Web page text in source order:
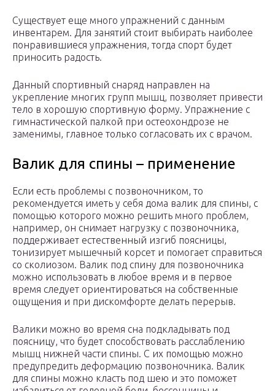
Существует еще много упражнений с данным
инвентарем. Для занятий стоит выбирать наиболее
понравившиеся упражнения, тогда спорт будет
приносить радость.
Данный спортивный снаряд направлен на
укрепление многих групп мышц, позволяет привести
тело в хорошую спортивную форму. Упражнение с
гимнастической палкой при остеохондрозе не
заменимы, главное только согласовать их с врачом.
Валик для спины – применение
Если есть проблемы с позвоночником, то
рекомендуется иметь у себя дома валик для спины, с
помощью которого можно решить много проблем,
например, он снимает нагрузку с позвоночника,
поддерживает естественный изгиб поясницы,
тонизирует мышечный корсет и помогает справиться
со сколиозом. Валик под спину для позвоночника
можно использовать в любое время и в первое
время следует ориентироваться на собственные
ощущения и при дискомфорте делать перерыв.
Валики можно во время сна подкладывать под
поясницу, что будет способствовать расслаблению
мышц нижней части спины. С их помощью можно
предупредить деформацию позвоночника. Валик
для спины можно класть под шею и это поможет